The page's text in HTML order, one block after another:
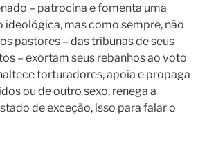
– patrocina e fomenta uma
mas como sempre, não
pastores – das tribunas de seus
– exortam seus rebanhos ao voto
torturadores, apoia e propaga
ou de outro sexo, renega a
de exceção, isso para falar o